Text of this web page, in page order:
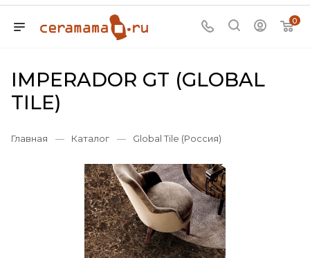
0
IMPERADOR GT (GLOBAL
TILE)
Главная — Каталог — Global Tile (Россия)